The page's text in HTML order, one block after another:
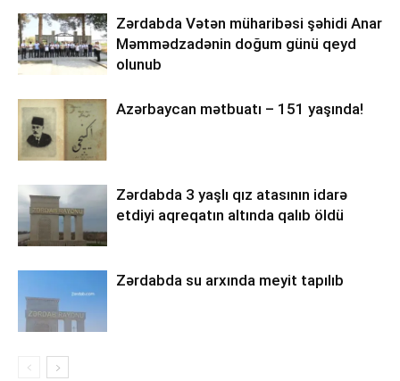
Zərdabda Vətən müharibəsi şəhidi Anar
Məmmədzadənin doğum günü qeyd
olunub
Azərbaycan mətbuatı – 151 yaşında!
Zərdabda 3 yaşlı qız atasının idarə
etdiyi aqreqatın altında qalıb öldü
Zərdabda su arxında meyit tapılıb